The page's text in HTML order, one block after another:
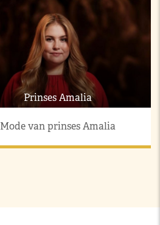
Prinses Amalia
Mode van prinses Amalia